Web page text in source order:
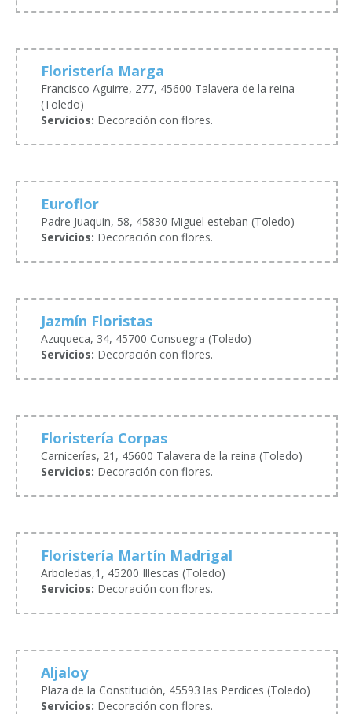
Floristería Marga
Francisco Aguirre, 277, 45600 Talavera de la reina
(Toledo)
Servicios: Decoración con flores.
Euroflor
Padre Juaquin, 58, 45830 Miguel esteban (Toledo)
Servicios: Decoración con flores.
Jazmín Floristas
Azuqueca, 34, 45700 Consuegra (Toledo)
Servicios: Decoración con flores.
Floristería Corpas
Carnicerías, 21, 45600 Talavera de la reina (Toledo)
Servicios: Decoración con flores.
Floristería Martín Madrigal
Arboledas,1, 45200 Illescas (Toledo)
Servicios: Decoración con flores.
Aljaloy
Plaza de la Constitución, 45593 las Perdices (Toledo)
Servicios: Decoración con flores.